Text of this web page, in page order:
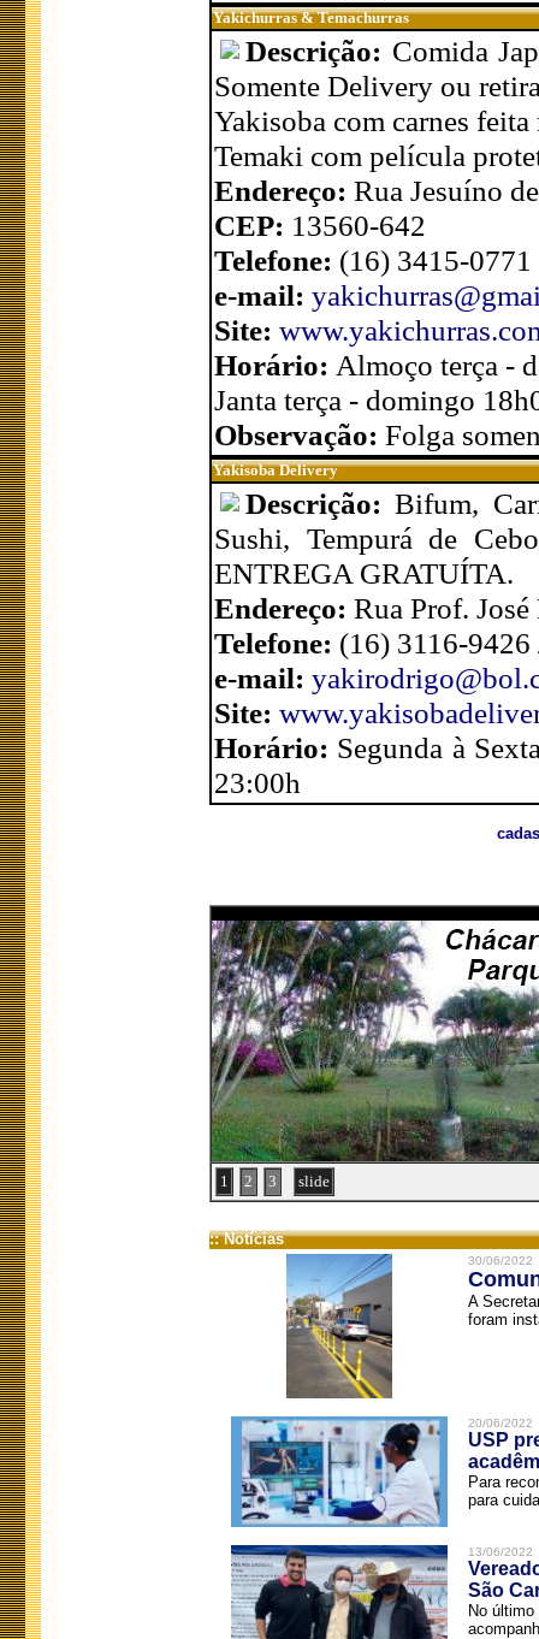
Yakichurras & Temachurras
Descrição: Comida
Somente Delivery ou
Yakisoba com carnes
Temaki com película
Endereço: Rua Jesuíno
CEP: 13560-642
Telefone: (16) 3415-
e-mail:
Site:
Horário: Almoço terça -
Janta terça - domingo
Observação: Folga
Yakisoba Delivery
Descrição:Bifum,
Sushi, Tempurá de
ENTREGA GRATUÍTA.
Endereço: Rua Prof.
Telefone: (16) 3116-
e-mail:
Site:
Horário: Segunda à
23:00h
1 2 3 slide
:: Notícias
30/06/2022
A
foram
20/06/2022
USP
Para
para
13/06/2022
São
No